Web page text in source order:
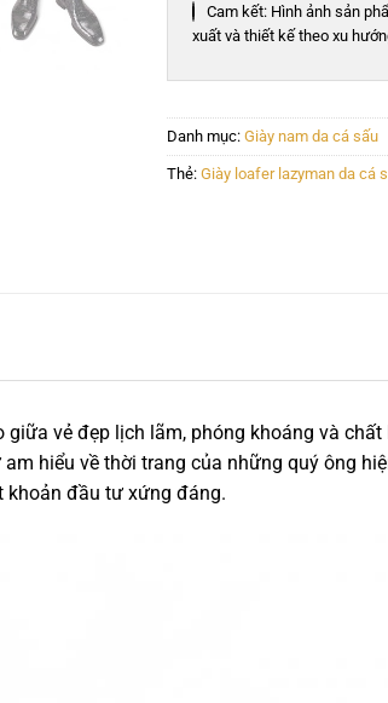
Cam kết: Hình ảnh sản
xuất và thiết kế theo xu
Danh mục: Giày nam da cá sấu
Thẻ: Giày loafer lazyman da cá
giữa vẻ đẹp lịch lãm, phóng khoáng và
hiểu về thời trang của những quý ông
khoản đầu tư xứng đáng.